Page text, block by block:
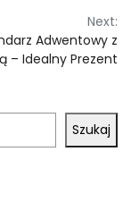
Next:
Adwentowy z
– Idealny Prezent
Szukaj